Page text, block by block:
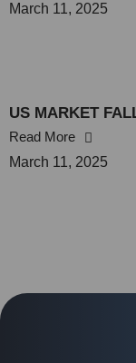
March 11, 2025
US MARKET
Read More
March 11, 2025